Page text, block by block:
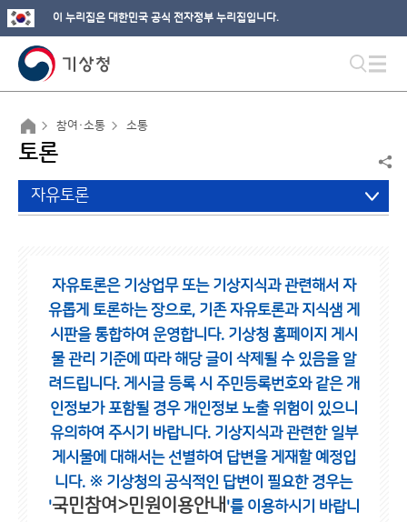
이 누리집은 대한민국 공식 전자정부 누리집입니다.
참여·소통 소통
토론
자유토론
자유토론은 기상업무 또는 기상지식과 관련해서 자
유롭게 토론하는 장으로, 기존 자유토론과 지식샘 게
시판을 통합하여 운영합니다. 기상청 홈페이지 게시
물 관리 기준에 따라 해당 글이 삭제될 수 있음을 알
려드립니다. 게시글 등록 시 주민등록번호와 같은 개
인정보가 포함될 경우 개인정보 노출 위험이 있으니
유의하여 주시기 바랍니다. 기상지식과 관련한 일부
게시물에 대해서는 선별하여 답변을 게재할 예정입
니다. ※ 기상청의 공식적인 답변이 필요한 경우는
'국민참여>민원이용안내 '를 이용하시기 바랍니